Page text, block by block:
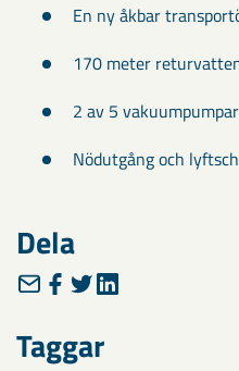
En ny åkbar
170 meter
2 av 5
Nödutgång och
Dela
Taggar